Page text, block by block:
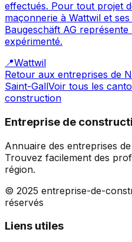
effectués. Pour tout projet
maçonnerie à Wattwil et
Baugeschäft AG
expérimenté.
📍Wattwil
Retour aux entreprises de
Saint-GallVoir tous les
construction
Entreprise de
Annuaire des entreprises
Trouvez facilement des
région.
© 2025 entreprise-de-
réservés
Liens utiles